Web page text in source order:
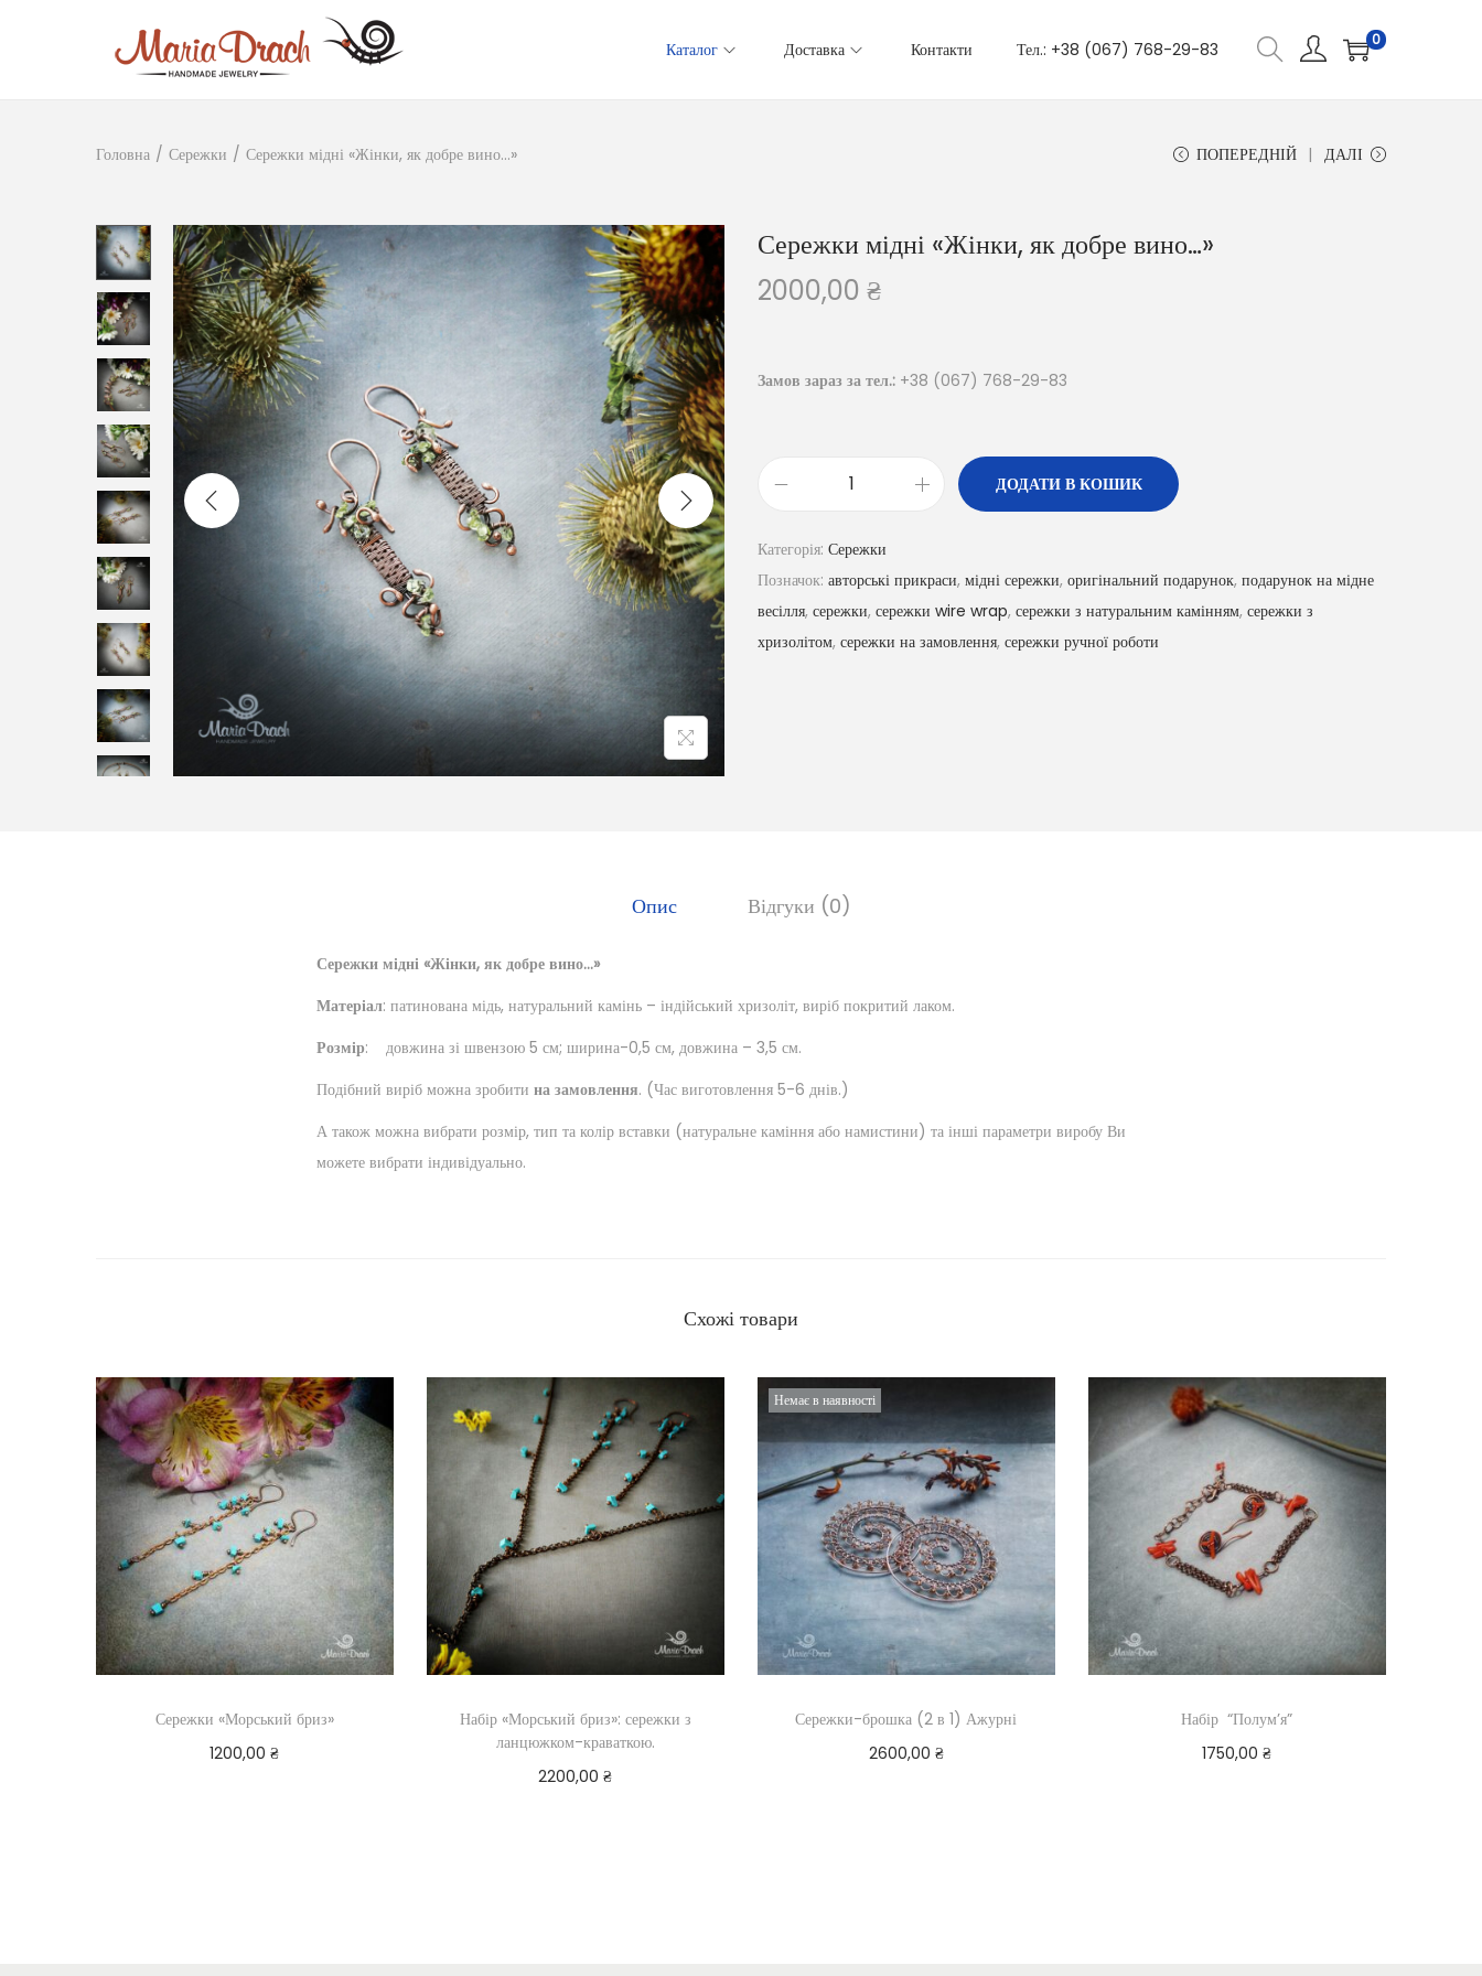
Каталог Доставка Контакти Тел.: +38 (067) 768-29-83 0
Головна / Сережки / Сережки мідні «Жінки, як добре вино…» ПОПЕРЕДНІЙ ДАЛІ
Сережки мідні «Жінки, як добре вино…»
2000,00 ₴
Замов зараз за тел.: +38 (067) 768-29-83
ДОДАТИ В КОШИК
Категорія: Сережки
Позначок: авторські прикраси, мідні сережки, оригінальний подарунок, подарунок на мідне
весілля, сережки, сережки wire wrap, сережки з натуральним камінням, сережки з
хризолітом, сережки на замовлення, сережки ручної роботи
Опис Відгуки (0)
Сережки мідні «Жінки, як добре вино…»
Матеріал: патинована мідь, натуральний камінь – індійський хризоліт, виріб покритий лаком.
Розмір: довжина зі швензою 5 см; ширина-0,5 см, довжина – 3,5 см.
Подібний виріб можна зробити на замовлення. (Час виготовлення 5-6 днів.)
А також можна вибрати розмір, тип та колір вставки (натуральне каміння або намистини) та інші параметри виробу Ви
можете вибрати індивідуально.
Схожі товари
Сережки «Морський бриз»
1200,00₴
Набір «Морський бриз»: сережки з
ланцюжком-краваткою.
2200,00₴
Немає в наявності
Сережки-брошка (2 в 1) Ажурні
2600,00 ₴
Набір “Полум’я”
1750,00₴